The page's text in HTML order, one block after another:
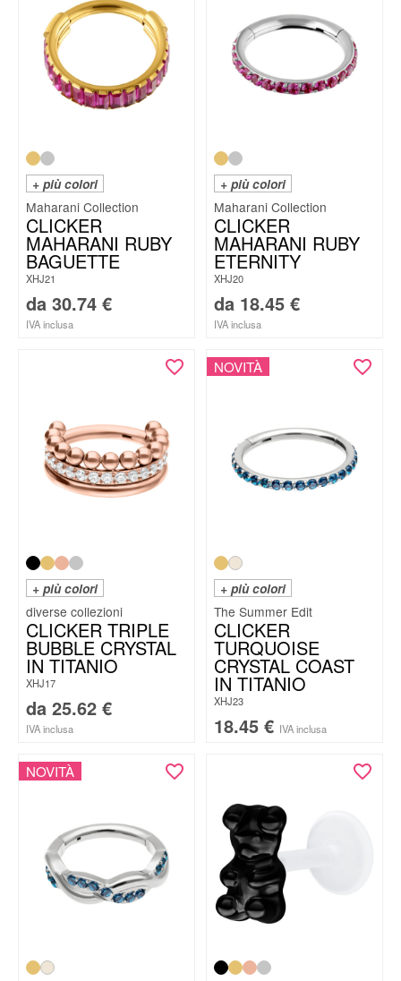
+ più colori
Maharani Collection
CLICKER
MAHARANI RUBY
BAGUETTE
XHJ21
da 30.74 €
IVA inclusa
+ più colori
Maharani Collection
CLICKER
MAHARANI RUBY
ETERNITY
XHJ20
da 18.45 €
IVA inclusa
+ più colori
CLICKER TRIPLE
BUBBLE CRYSTAL
IN TITANIO
XHJ17
da 25.62 €
IVA inclusa
NOVITÀ
+ più colori
The Summer Edit
CLICKER
TURQUOISE
CRYSTAL COAST
IN TITANIO
XHJ23
18.45 € IVA inclusa
NOVITÀ